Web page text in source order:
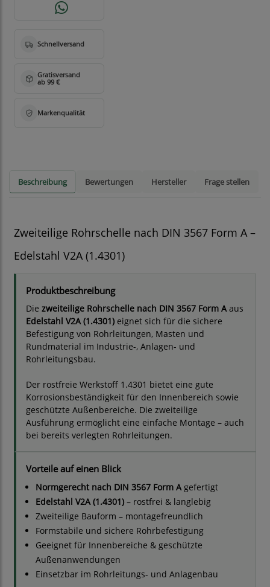
Beschreibung Bewertungen Hersteller Frage stellen
Zweiteilige Rohrschelle nach DIN 3567 Form A –
Edelstahl V2A (1.4301)
Produktbeschreibung
Die zweiteilige Rohrschelle nach DIN 3567 Form Aaus
Edelstahl V2A (1.4301) eignet sich für die sichere
Befestigung von Rohrleitungen, Masten und
Rundmaterial im Industrie-, Anlagen- und
Rohrleitungsbau.
Der rostfreie Werkstoff 1.4301 bietet eine gute
Korrosionsbeständigkeit für den Innenbereich sowie
geschützte Außenbereiche. Die zweiteilige
Ausführung ermöglicht eine einfache Montage – auch
bei bereits verlegten Rohrleitungen.
Vorteile auf einen Blick
Normgerecht nach DIN 3567 Form Agefertigt
Edelstahl V2A (1.4301) – rostfrei & langlebig
Zweiteilige Bauform – montagefreundlich
Formstabile und sichere Rohrbefestigung
Geeignet für Innenbereiche & geschützte
Außenanwendungen
Einsetzbar im Rohrleitungs- und Anlagenbau